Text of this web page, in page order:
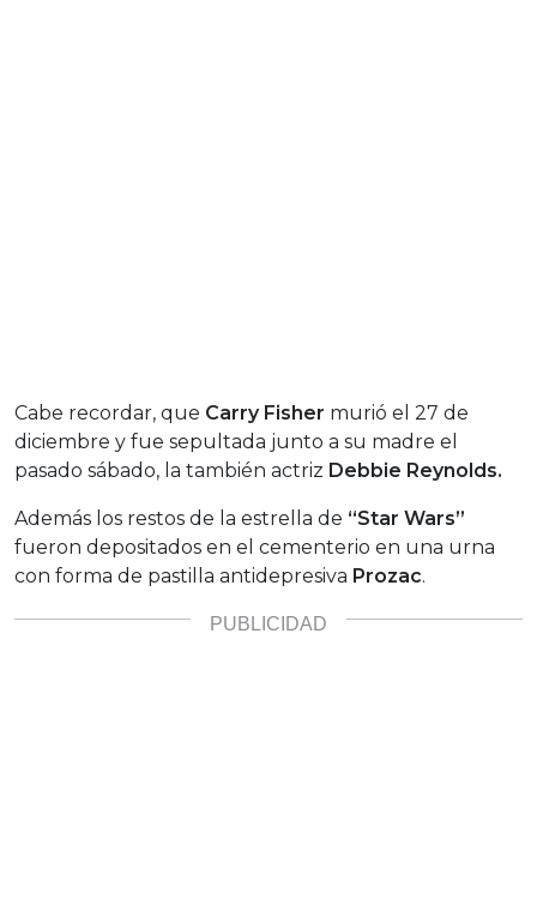
Cabe recordar, que Carry Fisher murió el 27 de
diciembre y fue sepultada junto a su madre el
pasado sábado, la también actriz Debbie Reynolds.
Además los restos de la estrella de “Star Wars”
fueron depositados en el cementerio en una urna
con forma de pastilla antidepresiva Prozac.